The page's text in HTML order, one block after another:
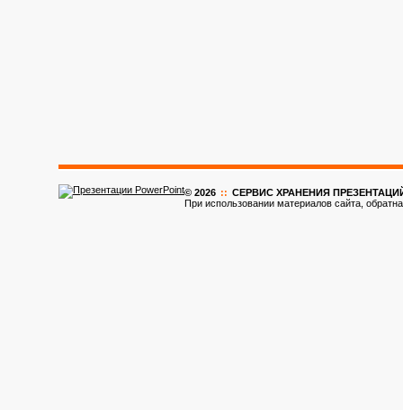
© 2026 :: CЕРВИС ХРАНЕНИЯ ПРЕЗЕНТАЦИЙ
При использовании материалов сайта,